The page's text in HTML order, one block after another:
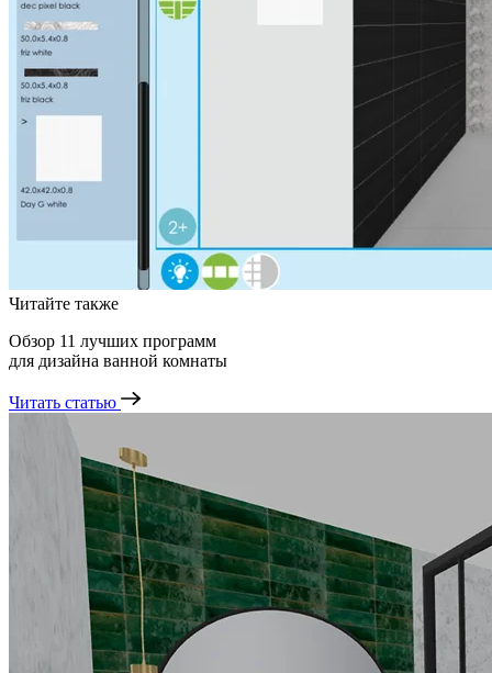
Читайте также
Обзор 11 лучших программ
для дизайна ванной комнаты
Читать статью